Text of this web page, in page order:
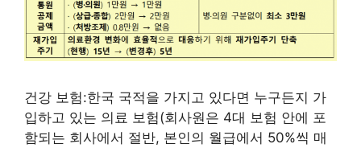
건강 보험:한국 국적을 가지고 있다면 누구든지 가
입하고 있는 의료 보험(회사원은 4대 보험 안에 포
함되는 회사에서 절반, 본인의 월급에서 50%씩 매